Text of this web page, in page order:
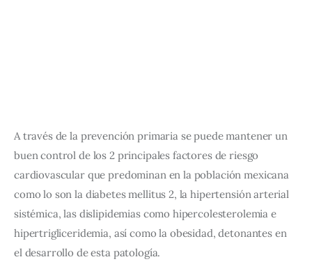
A través de la prevención primaria se puede mantener un
buen control de los 2 principales factores de riesgo
cardiovascular que predominan en la población mexicana
como lo son la diabetes mellitus 2, la hipertensión arterial
sistémica, las dislipidemias como hipercolesterolemia e
hipertrigliceridemia, así como la obesidad, detonantes en
el desarrollo de esta patología.